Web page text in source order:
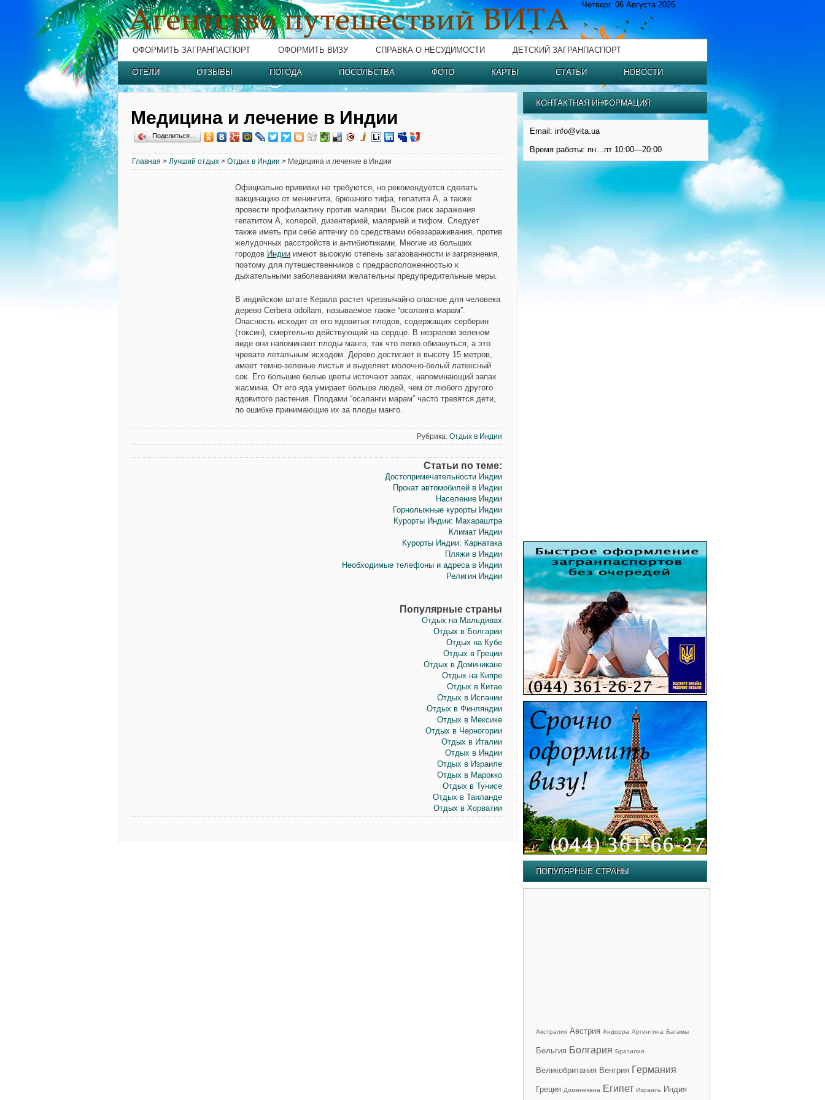
Четверг, 06 Августа 2026
ОФОРМИТЬ ЗАГРАНПАСПОРТ ОФОРМИТЬ ВИЗУ СПРАВКА О НЕСУДИМОСТИ ДЕТСКИЙ ЗАГРАНПАСПОРТ
ОТЕЛИ ОТЗЫВЫ ПОГОДА ПОСОЛЬСТВА ФОТО КАРТЫ СТАТЬИ НОВОСТИ
Медицина и лечение в Индии
Поделиться…
Главная > Лучший отдых > Отдых в Индии > Медицина и лечение в Индии
Официально прививки не требуются, но рекомендуется сделать
вакцинацию от менингита, брюшного тифа, гепатита А, а также
провести профилактику против малярии. Высок риск заражения
гепатитом А, холерой, дизентерией, малярией и тифом. Следует
также иметь при себе аптечку со средствами обеззараживания, против
желудочных расстройств и антибиотиками. Многие из больших
городов Индии имеют высокую степень загазованности и загрязнения,
поэтому для путешественников с предрасположенностью к
дыхательными заболеваниям желательны предупредительные меры.
В индийском штате Керала растет чрезвычайно опасное для человека
дерево Cerbera odollam, называемое также “осаланга марам”.
Опасность исходит от его ядовитых плодов, содержащих серберин
(токсин), смертельно действующий на сердце. В незрелом зеленом
виде они напоминают плоды манго, так что легко обмануться, а это
чревато летальным исходом. Дерево достигает в высоту 15 метров,
имеет темно-зеленые листья и выделяет молочно-белый латексный
сок. Его большие белые цветы источают запах, напоминающий запах
жасмина. От его яда умирает больше людей, чем от любого другого
ядовитого растения. Плодами “осаланги марам” часто травятся дети,
по ошибке принимающие их за плоды манго.
Рубрика: Отдых в Индии
Статьи по теме:
Достопримечательности Индии
Прокат автомобилей в Индии
Население Индии
Горнолыжные курорты Индии
Курорты Индии: Махараштра
Климат Индии
Курорты Индии: Карнатака
Пляжи в Индии
Необходимые телефоны и адреса в Индии
Религия Индии
Популярные страны
Отдых на Мальдивах
Отдых в Болгарии
Отдых на Кубе
Отдых в Греции
Отдых в Доминикане
Отдых на Кипре
Отдых в Китае
Отдых в Испании
Отдых в Финляндии
Отдых в Мексике
Отдых в Черногории
Отдых в Италии
Отдых в Индии
Отдых в Израиле
Отдых в Марокко
Отдых в Тунисе
Отдых в Таиланде
Отдых в Хорватии
КОНТАКТНАЯ ИНФОРМАЦИЯ
Email: info@vita.ua
Время работы: пн…пт 10:00—20:00
ПОПУЛЯРНЫЕ СТРАНЫ
Австралия Австрия Андорра Аргентина Багамы
Бельгия Болгария Бразилия
Великобритания Венгрия Германия
Греция Доминикана Египет Израиль Индия